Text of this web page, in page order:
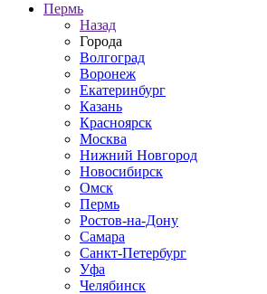
Пермь
Назад
Города
Волгоград
Воронеж
Екатеринбург
Казань
Красноярск
Москва
Нижний Новгород
Новосибирск
Омск
Пермь
Ростов-на-Дону
Самара
Санкт-Петербург
Уфа
Челябинск